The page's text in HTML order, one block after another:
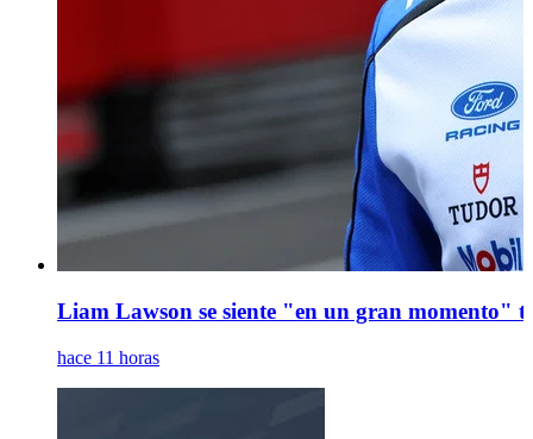
Liam Lawson se siente "en un gran momento"
hace 11 horas